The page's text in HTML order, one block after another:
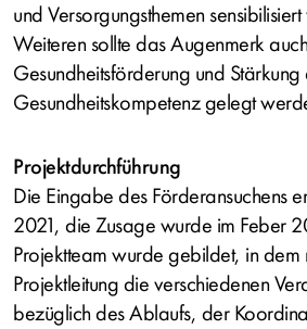
und Versorgungsthemen
Weiteren sollte das Augenmerk
Gesundheitsförderung und Stärkung
Gesundheitskompetenz gelegt
Projektdurchführung
Die Eingabe des Förderansuchens
2021, die Zusage wurde im Feber
Projektteam wurde gebildet, in dem
Projektleitung die verschiedenen
bezüglich des Ablaufs, der